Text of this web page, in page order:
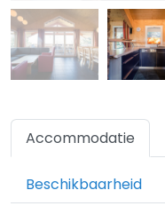
Accommodatie
Beschikbaarheid